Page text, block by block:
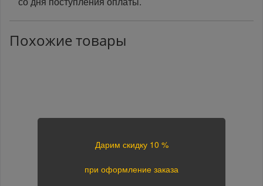
Похожие товары
Дарим скидку 10 %
при оформление заказа